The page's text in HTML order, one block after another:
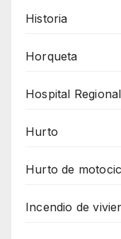
Historia
Horqueta
Hospital Regional
Hurto
Hurto de
Incendio de